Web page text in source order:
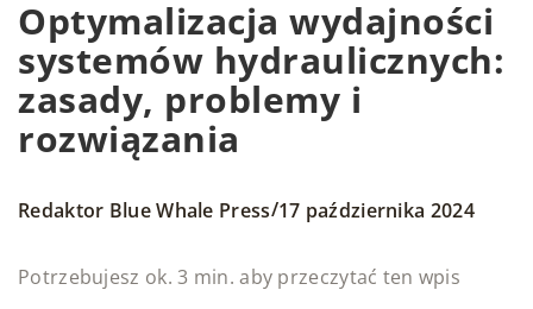
Optymalizacja wydajności
systemów hydraulicznych:
zasady, problemy i
rozwiązania
Redaktor Blue Whale Press/17 października 2024
Potrzebujesz ok. 3 min. aby przeczytać ten wpis